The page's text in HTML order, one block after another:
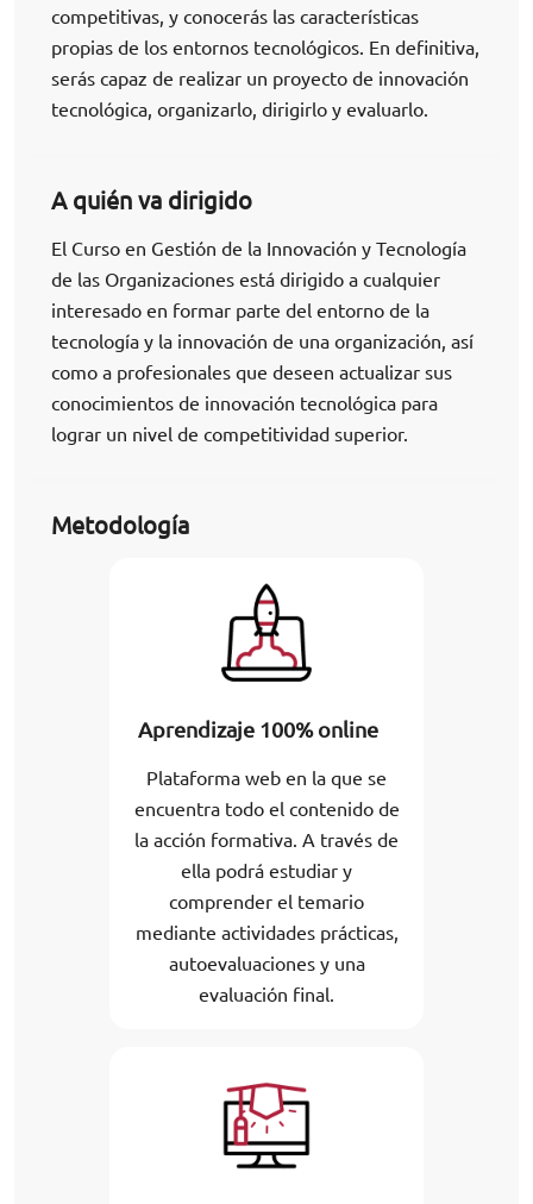
competitivas, y conocerás las características
propias de los entornos tecnológicos. En definitiva,
serás capaz de realizar un proyecto de innovación
tecnológica, organizarlo, dirigirlo y evaluarlo.
A quién va dirigido
El Curso en Gestión de la Innovación y Tecnología
de las Organizaciones está dirigido a cualquier
interesado en formar parte del entorno de la
tecnología y la innovación de una organización, así
como a profesionales que deseen actualizar sus
conocimientos de innovación tecnológica para
lograr un nivel de competitividad superior.
Metodología
Aprendizaje 100% online
Plataforma web en la que se
encuentra todo el contenido de
la acción formativa. A través de
ella podrá estudiar y
comprender el temario
mediante actividades prácticas,
autoevaluaciones y una
evaluación final.